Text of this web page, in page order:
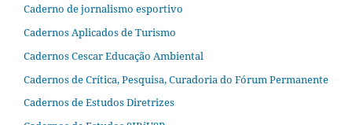
Caderno de jornalismo esportivo
Cadernos Aplicados de Turismo
Cadernos Cescar Educação Ambiental
Cadernos de Crítica, Pesquisa, Curadoria do Fórum Permanente
Cadernos de Estudos Diretrizes